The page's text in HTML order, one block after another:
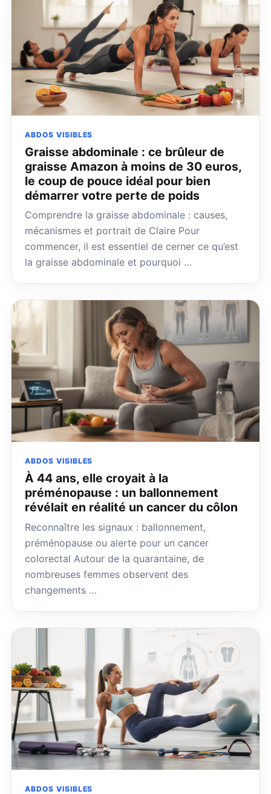
ABDOS VISIBLES
Graisse abdominale : ce brûleur de
graisse Amazon à moins de 30 euros,
le coup de pouce idéal pour bien
démarrer votre perte de poids
Comprendre la graisse abdominale : causes,
mécanismes et portrait de Claire Pour
commencer, il est essentiel de cerner ce qu’est
la graisse abdominale et pourquoi …
ABDOS VISIBLES
À 44 ans, elle croyait à la
préménopause : un ballonnement
révélait en réalité un cancer du côlon
Reconnaître les signaux : ballonnement,
préménopause ou alerte pour un cancer
colorectal Autour de la quarantaine, de
nombreuses femmes observent des
changements …
ABDOS VISIBLES